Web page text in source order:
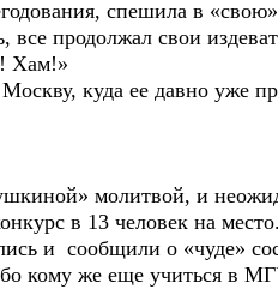
спешила в
продолжал свои
Хам!»
куда ее давно уже
молитвой, и
в 13 человек на место.
и сообщили о «чуде»
кому же еще учиться в